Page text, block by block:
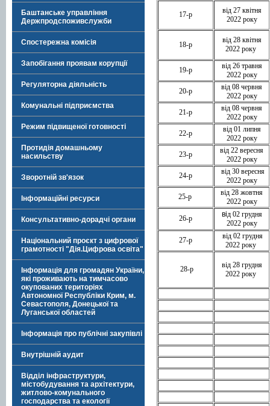
Баштанське управління
Держпродспоживслужби
Спостережна комісія
Запобігання проявам корупції
Регуляторна діяльність
Комунальні підприємства
Режим підвищеної готовності
Протидія домашньому
насильству
Зворотній зв'язок
Інформаційні ресурси
Консультативно-дорадчі органи
Національний проєкт з цифрової
грамотності "Дія.Цифрова освіта"
Інформація для громадян України,
які проживають на тимчасово
окупованих територіях
Автономної Республіки Крим, м.
Севастополя, Донецької та
Луганської областей
Інформація про публічні закупівлі
Внутрішній аудит
Відділ інфраструктури,
містобудування та архітектури,
житлово-комунального
господарства та екології
17-р
від 27 квітня
2022 року
18-р
від 28 квітня
2022 року
19-р
від 26 травня
2022 року
20-р
від 08 червня
2022 року
21-р
від 08 червня
2022 року
22-р
від 01 липня
2022 року
23-р
від 22 вересня
2022 року
24-р
від 30 вересня
2022 року
25-р
від 28 жовтня
2022 року
26-р
від 02 грудня
2022 року
27-р
від 02 грудня
2022 року
28-р
від 28 грудня
2022 року